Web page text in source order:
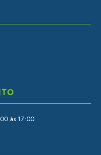
às 17:00